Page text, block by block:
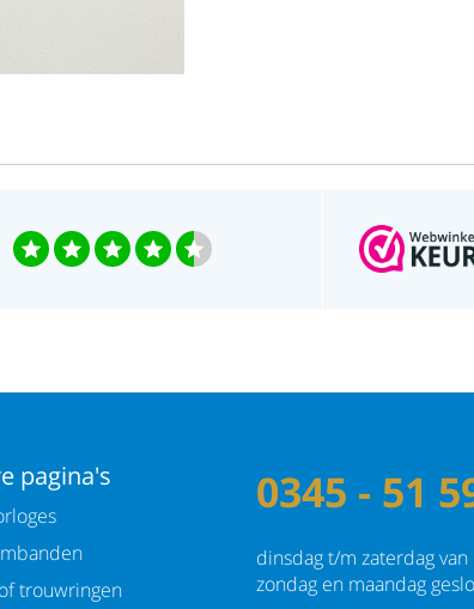
pagina's
trouwringen
0345 - 51
dinsdag t/m zaterdag
zondag en maandag